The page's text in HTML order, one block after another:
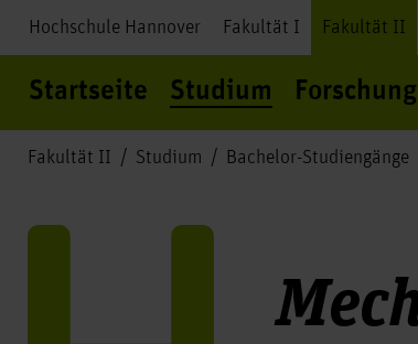
Hochschule Hannover Fakultät I Fakultät II
Startseite Studium Forschung
Fakultät II Studium Bachelor-Studiengänge